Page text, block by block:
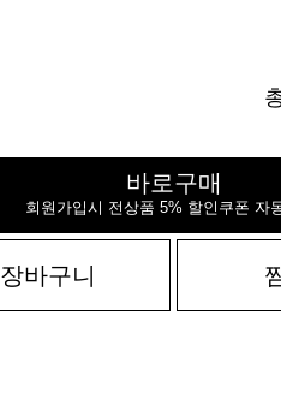
바로구매
회원가입시 전상품 5% 할인쿠폰 자
장바구니